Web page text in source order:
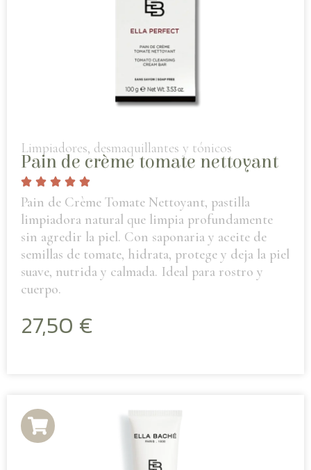
Limpiadores, desmaquillantes y tónicos
Pain de crème tomate nettoyant
Pain de Crème Tomate Nettoyant, pastilla
limpiadora natural que limpia profundamente
sin agredir la piel. Con saponaria y aceite de
semillas de tomate, hidrata, protege y deja la piel
suave, nutrida y calmada. Ideal para rostro y
cuerpo.
27,50 €